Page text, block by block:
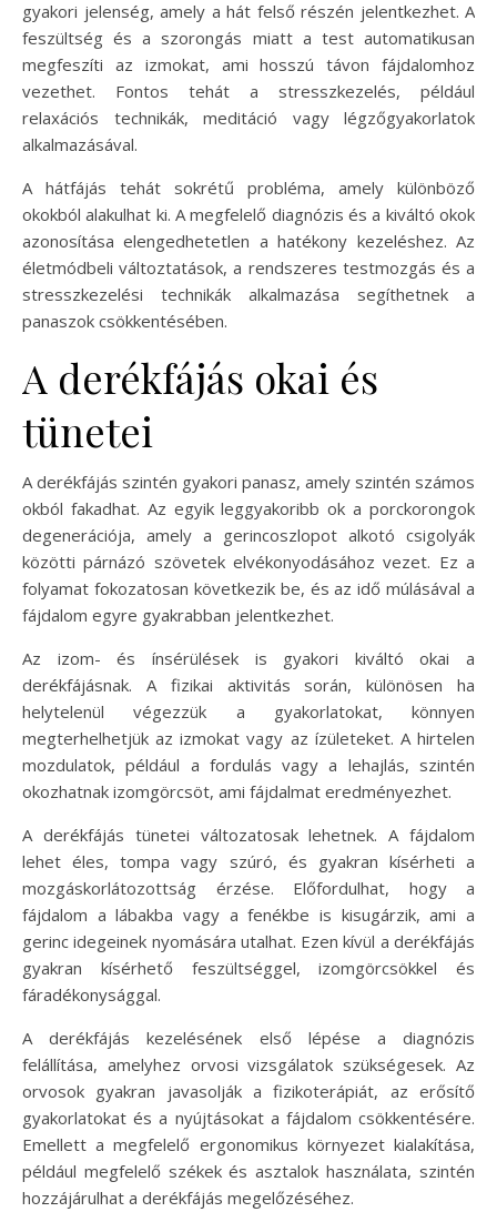
gyakori jelenség, amely a hát felső részén jelentkezhet. A
feszültség és a szorongás miatt a test automatikusan
megfeszíti az izmokat, ami hosszú távon fájdalomhoz
vezethet. Fontos tehát a stresszkezelés, például
relaxációs technikák, meditáció vagy légzőgyakorlatok
alkalmazásával.
A hátfájás tehát sokrétű probléma, amely különböző
okokból alakulhat ki. A megfelelő diagnózis és a kiváltó okok
azonosítása elengedhetetlen a hatékony kezeléshez. Az
életmódbeli változtatások, a rendszeres testmozgás és a
stresszkezelési technikák alkalmazása segíthetnek a
panaszok csökkentésében.
A derékfájás okai és
tünetei
A derékfájás szintén gyakori panasz, amely szintén számos
okból fakadhat. Az egyik leggyakoribb ok a porckorongok
degenerációja, amely a gerincoszlopot alkotó csigolyák
közötti párnázó szövetek elvékonyodásához vezet. Ez a
folyamat fokozatosan következik be, és az idő múlásával a
fájdalom egyre gyakrabban jelentkezhet.
Az izom- és ínsérülések is gyakori kiváltó okai a
derékfájásnak. A fizikai aktivitás során, különösen ha
helytelenül végezzük a gyakorlatokat, könnyen
megterhelhetjük az izmokat vagy az ízületeket. A hirtelen
mozdulatok, például a fordulás vagy a lehajlás, szintén
okozhatnak izomgörcsöt, ami fájdalmat eredményezhet.
A derékfájás tünetei változatosak lehetnek. A fájdalom
lehet éles, tompa vagy szúró, és gyakran kísérheti a
mozgáskorlátozottság érzése. Előfordulhat, hogy a
fájdalom a lábakba vagy a fenékbe is kisugárzik, ami a
gerinc idegeinek nyomására utalhat. Ezen kívül a derékfájás
gyakran kísérhető feszültséggel, izomgörcsökkel és
fáradékonysággal.
A derékfájás kezelésének első lépése a diagnózis
felállítása, amelyhez orvosi vizsgálatok szükségesek. Az
orvosok gyakran javasolják a fizikoterápiát, az erősítő
gyakorlatokat és a nyújtásokat a fájdalom csökkentésére.
Emellett a megfelelő ergonomikus környezet kialakítása,
például megfelelő székek és asztalok használata, szintén
hozzájárulhat a derékfájás megelőzéséhez.